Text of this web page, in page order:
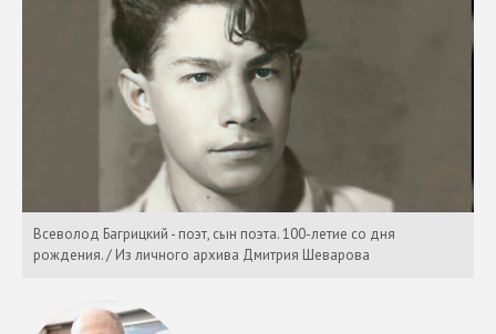
Всеволод Багрицкий - поэт, сын поэта. 100-летие со дня
рождения. / Из личного архива Дмитрия Шеварова